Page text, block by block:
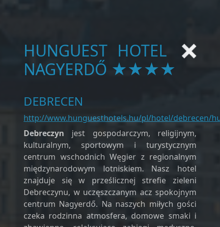
HUNGUEST HOTEL
NAGYERDŐ ★★★★
DEBRECEN
http://www.hunguesthotels.hu/pl/hotel/debrecen/
Debreczyn jest gospodarczym, religijnym,
kulturalnym, sportowym i turystycznym
centrum wschodnich Węgier z regionalnym
międzynarodowym lotniskiem. Nasz hotel
znajduje się w prześlicznej strefie zieleni
Debreczynu, w uczęszczanym acz spokojnym
centrum Nagyerdő. Na naszych miłych gości
czeka rodzinna atmosfera, domowe smaki i